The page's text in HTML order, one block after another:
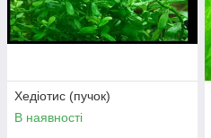
Хедіотис (пучок)
В наявності